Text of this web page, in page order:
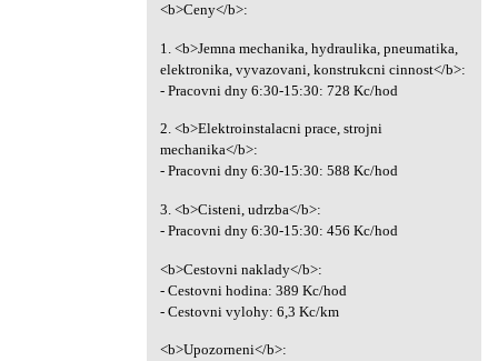
<b>Ceny</b>:
1. <b>Jemna mechanika, hydraulika, pneumatika,
elektronika, vyvazovani, konstrukcni cinnost</b>:
- Pracovni dny 6:30-15:30: 728 Kc/hod
2. <b>Elektroinstalacni prace, strojni
mechanika</b>:
- Pracovni dny 6:30-15:30: 588 Kc/hod
3. <b>Cisteni, udrzba</b>:
- Pracovni dny 6:30-15:30: 456 Kc/hod
<b>Cestovni naklady</b>:
- Cestovni hodina: 389 Kc/hod
- Cestovni vylohy: 6,3 Kc/km
<b>Upozorneni</b>: